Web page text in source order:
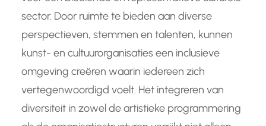
sector. Door ruimte te bieden aan diverse
perspectieven, stemmen en talenten, kunnen
kunst- en cultuurorganisaties een inclusieve
omgeving creëren waarin iedereen zich
vertegenwoordigd voelt. Het integreren van
diversiteit in zowel de artistieke programmering